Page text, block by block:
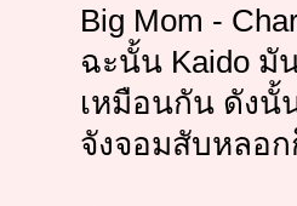
Big Mom -
ฉะนั้น Kaido มั
เหมือนกัน ดังนั้
จังจอมสับหลอก